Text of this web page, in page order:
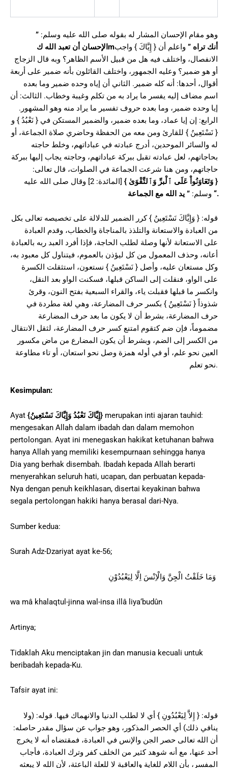
وهو مقام الإحسان المشار له بقوله صلى الله عليه وسلم: ”
الإحسان أن تعبد الله ك m أنك تراه ” واعلم أن { إِيَّاكَ } واجب
الانفصال، واختلف فيه هل من قبيل الأسم الظاهر؟ وبه قال الزجاج
أو هو ضمير؟ وعليه الجمهور، واختلف القائلون بأنه ضمير على أربعة
أقوال، أحدها: أنه كله ضمير. الثاني أن إياه وحده ضمير وما بعده
اسم مضاف إليه يفسر ما يراد به من تكلم وغيبة وخطاب. الثالث: أن
إيا وحده ضمير، وما بعده حروف تفسير ما يراد منه وهو المشهور.
الرابع: إن إيا عماد، وما بعده ضمير، والضمير المستكن في { نَعْبُدُ } و
{ نَسْتَعِينُ } للقارئ ومن معه من الحفظة وحاضري صلاة الجماعة، أو
له والسائر الموحدين، أدرج عبادته في عباداتهم، وخلط حاجته
بحاجاتهم، لعل عبادته تقبل ببركة عباداتهم، وحاجته يجاب إليها ببركة
حاجاتهم، ومن هنا شرعت الجماعة في الصلوات، قال تعالى:
{ وَتَعَاوَنُواْ عَلَى ٱلْبرِّ وَٱلتَّقْوَىٰ }
[المائدة: 2] وقال صلى الله عليه
وسلم: ” يد الله مع الجماعة “.
قوله: { وَإِيَّاكَ نَسْتَعِينُ } كرر الضمير للدلالة على تخصيصه تعالى بكل
من العبادة والاستعانة والتلذذ بالمناجاة والخطاب، وقدم العبادة
على الاستعانة لأنها وصلة لطلب الحاجة، فإذا أفرد العبد ربه بالعبادة
أعانه، وحذف المعمول من كل ليؤذن بالعموم، فيتناول كل معبود به،
وكل مستعان عليه، وأصل { نَسْتَعِينُ } نستعون، استثقلت الكسرة
على الواو، فنقلت إلى الساكن قبلها، فسكنت الواو بعد النقل،
وانكسر ما قبلها فقبلت ياء، والقراء السبعية بفتح النون، وقرئ
شذوذاً { نَسْتَعِينُ } بكسر حرف المضارعة، وهي لغة مطردة في
حرف المضارعة، بشرط أن لا يكون ما بعد حرف المضارعة
مضموماً، فإن ضم كتقوم امتنع كسر حرف المضارعة، لثقل الانتقال
من الكسر إلى الضم، وبشرط أن يكون المضارع من ماض مكسور
العين نحو علم، أو في أوله همزة وصل نحو استعان، أو تاء مطاوعة
نحو تعلم.
Kesimpulan:
Ayat {إِيَّاكَ نَعْبُدُ وَإِيَّاكَ نَسْتَعِينُ} merupakan inti ajaran tauhid:
mengesakan Allah dalam ibadah dan dalam memohon
pertolongan. Ayat ini menegaskan hakikat ketuhanan bahwa
hanya Allah yang memiliki kesempurnaan sehingga hanya
Dia yang berhak disembah. Ibadah kepada Allah berarti
menyerahkan seluruh hati, ucapan, dan perbuatan kepada-
Nya dengan penuh keikhlasan, disertai keyakinan bahwa
segala pertolongan hakiki hanya berasal dari-Nya.
Sumber kedua:
Surah Adz-Dzariyat ayat ke-56;
wa mâ khalaqtul-jinna wal-insa illâ liya‘budûn
Artinya;
Tidaklah Aku menciptakan jin dan manusia kecuali untuk
beribadah kepada-Ku.
Tafsir ayat ini:
قوله: { إِلاَّ لِيَعْبُدُونِ } أي لا لطلب الدنيا والانهماك فيها. قوله: (ولا
ينافي ذلك) أي الحصر المذكور، وهو جواب عن سؤال مقدر حاصله:
أن الله تعالى حصر الجن والإنس في العبادة، فمقتضاه أنه لا يخرج
أحد عنها، مع أنه شوهد كثير من الخلف كفر وترك العبادة، فأجاب
المفسر، بأن اللام للغاية والعاقبة لا للعلة الباعثة، لأن الله لا يبعثه